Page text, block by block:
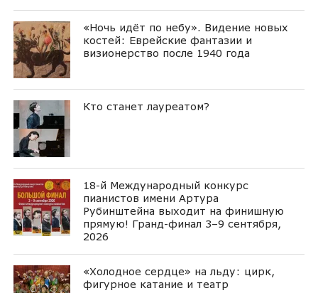
«Ночь идёт по небу». Видение новых
костей: Еврейские фантазии и
визионерство после 1940 года
Кто станет лауреатом?
18-й Международный конкурс
пианистов имени Артура
Рубинштейна выходит на финишную
прямую! Гранд-финал 3–9 сентября,
2026
«Холодное сердце» на льду: цирк,
фигурное катание и театр